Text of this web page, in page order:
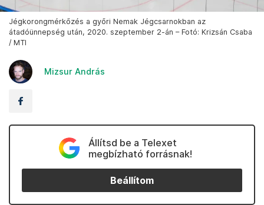
Jégkorongmérkőzés a győri Nemak Jégcsarnokban az
átadóünnepség után, 2020. szeptember 2-án – Fotó: Krizsán Csaba
/ MTI
Mizsur András
Állítsd be a Telexet
megbízható forrásnak!
Beállítom